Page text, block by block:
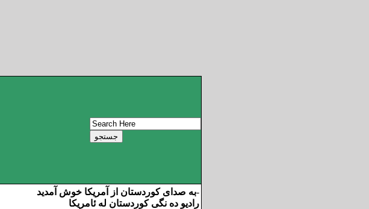
به صدای کوردستان از آمریکا خوش آمدید-
رادیو ده نگی کوردستان له ئامریکا